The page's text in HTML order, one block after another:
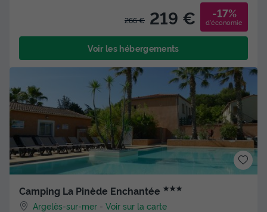
266 € 219 € -17%
d'économie
Voir les hébergements
Camping La Pinède Enchantée ★★★
Argelès-sur-mer -Voir sur la carte